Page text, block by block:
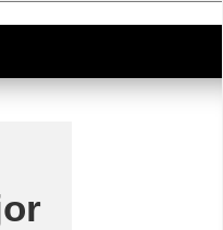
GP